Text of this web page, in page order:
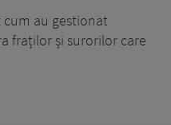
au gestionat
fraților și surorilor care